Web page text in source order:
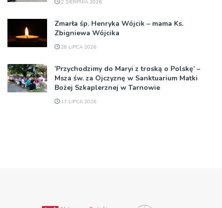
2 SIERPNIA 2026
Zmarła śp. Henryka Wójcik – mama Ks.
Zbigniewa Wójcika
28 LIPCA 2026
’Przychodzimy do Maryi z troską o Polskę’ –
Msza św. za Ojczyznę w Sanktuarium Matki
Bożej Szkaplerznej w Tarnowie
17 LIPCA 2026